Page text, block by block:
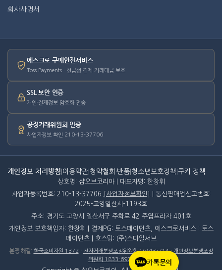
카톡문의
회사사명서
에스크로 구매안전서비스
Toss Payments · 현금성 결제 거래대금 보호
SSL 보안 인증
개인·결제정보 암호화 전송
공정거래위원회 인증
사업자정보 확인 210-13-37706
개인정보 처리방침 이용약관 청약철회·반품 청소년보호정책 쿠키 정책
상호명: 샵오브코리아 | 대표자명: 한창휘
사업자등록번호: 210-13-37706
[사업자정보확인]
| 통신판매업신고번호:
2025-고양일산서-1193호
주소: 경기도 고양시 일산서구 주화로 42 주엽프라자 401호
개인정보 보호책임자: 한창휘 | 결제PG: 토스페이먼츠, 에스크로서비스 : 토스
페이먼츠 | 호스팅: (주)스마일서브
분쟁 해결: 한국소비자원 1372 · 전자거래분쟁조정위원회 1661-5714·개인정보분쟁조정
위원회 1833-6972